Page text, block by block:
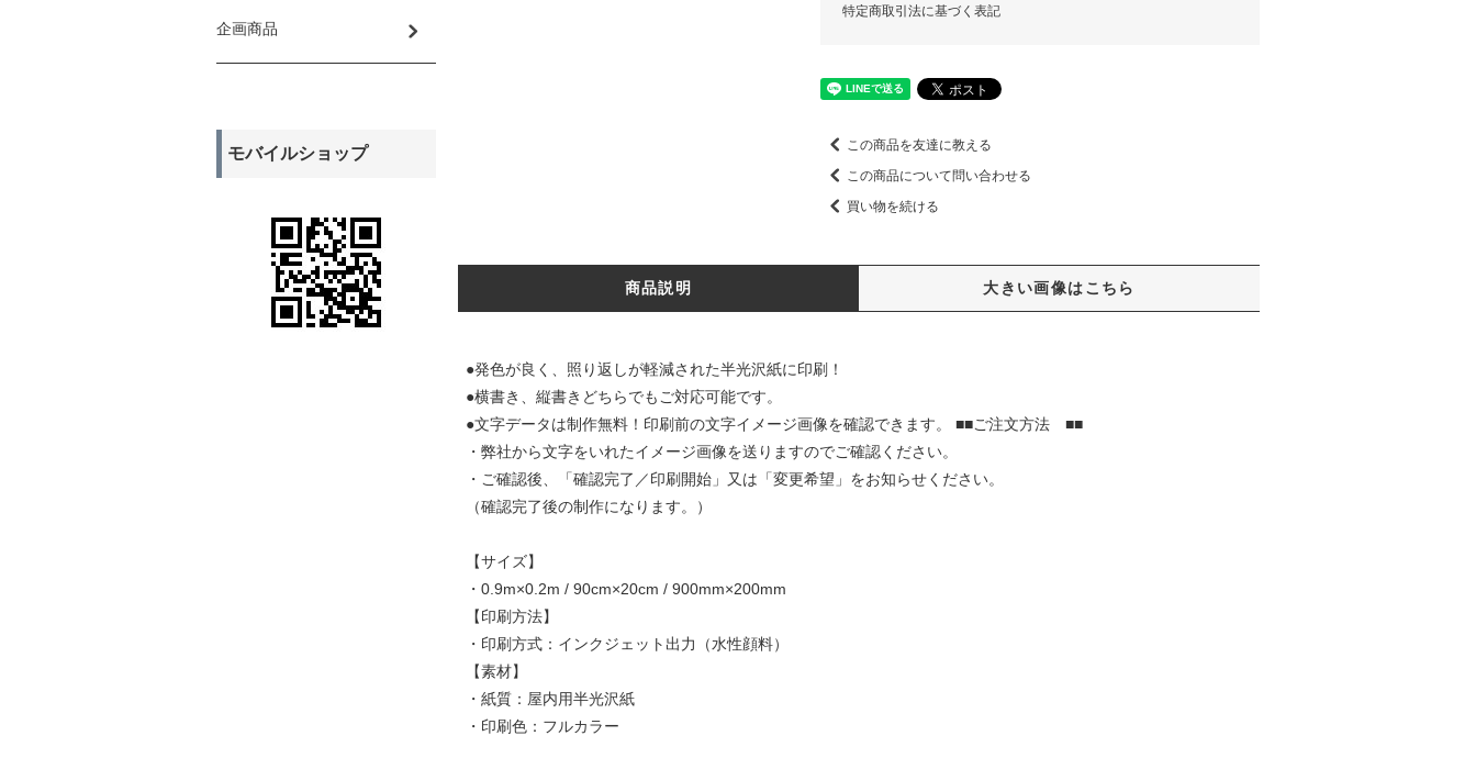
特定商取引法に基づく表記
この商品を友達に教える
この商品について問い合わせる
買い物を続ける
商品説明 大きい画像はこちら
●発色が良く、照り返しが軽減された半光沢紙に印刷！
●横書き、縦書きどちらでもご対応可能です。
●文字データは制作無料！印刷前の文字イメージ画像を確認できます。 ■■ご注文方法 ■■
・弊社から文字をいれたイメージ画像を送りますのでご確認ください。
・ご確認後、「確認完了／印刷開始」又は「変更希望」をお知らせください。
（確認完了後の制作になります。）
【サイズ】
・0.9m×0.2m / 90cm×20cm / 900mm×200mm
【印刷方法】
・印刷方式：インクジェット出力（水性顔料）
【素材】
・紙質：屋内用半光沢紙
・印刷色：フルカラー
企画商品
モバイルショップ